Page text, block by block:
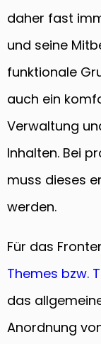
daher fast
und seine
funktionale
auch ein
Verwaltung
Inhalten. Bei
muss dieses
werden.
Für das
Themes bzw.
das
Anordnung